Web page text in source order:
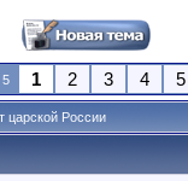
1 2 3 4 5
царской России